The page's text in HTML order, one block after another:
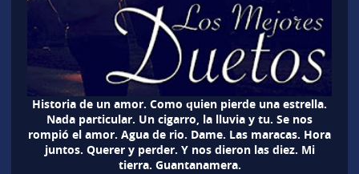
Historia de un amor. Como quien pierde una estrella.
Nada particular. Un cigarro, la lluvia y tu. Se nos
rompió el amor. Agua de rio. Dame. Las maracas. Hora
juntos. Querer y perder. Y nos dieron las diez. Mi
tierra. Guantanamera.